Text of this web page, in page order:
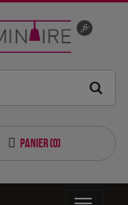
Panier (0)